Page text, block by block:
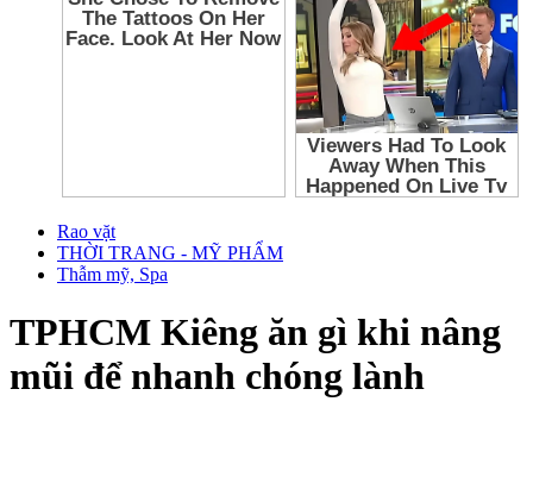
Rao vặt
THỜI TRANG - MỸ PHẨM
Thẫm mỹ, Spa
TPHCM Kiêng ăn gì khi nâng
mũi để nhanh chóng lành